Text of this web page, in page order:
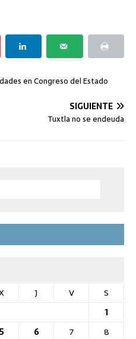
en Congreso del Estado
SIGUIENTE
Tuxtla no se endeuda
J V
S
1
5 6 7
8